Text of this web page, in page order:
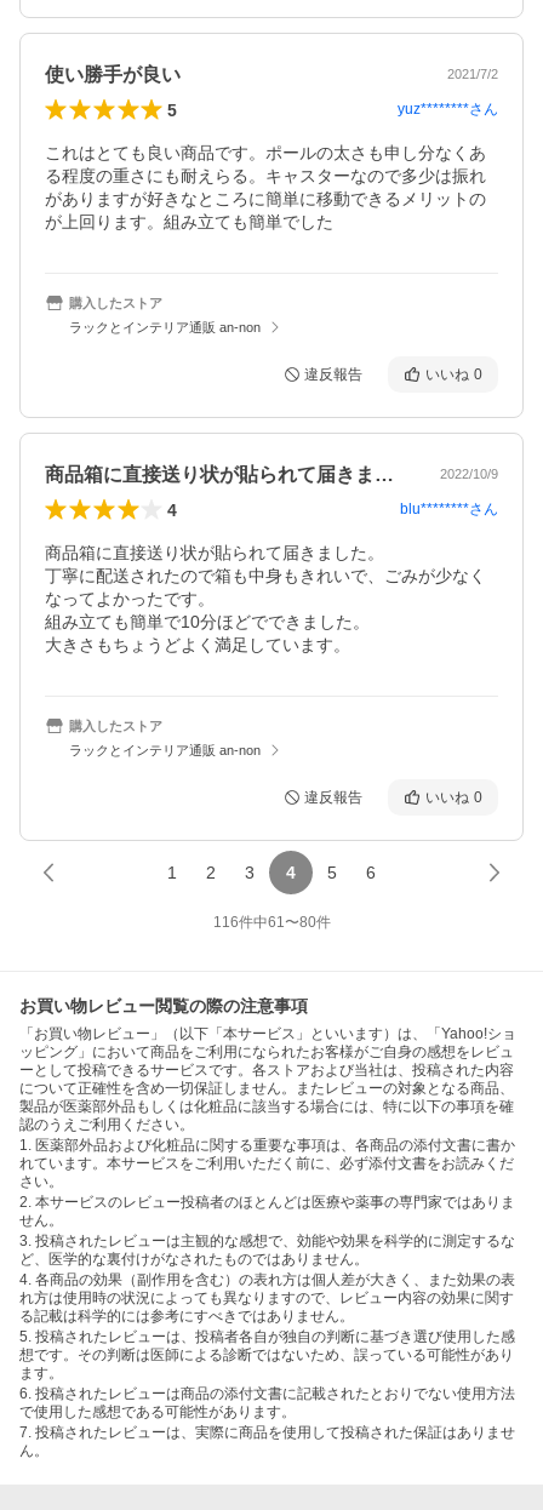
使い勝手が良い 2021/7/2
5 yuz********さん
これはとても良い商品です。ポールの太さも申し分なくあ
る程度の重さにも耐えらる。キャスターなので多少は振れ
がありますが好きなところに簡単に移動できるメリットの
が上回ります。組み立ても簡単でした
購入したストア
ラックとインテリア通販 an-non
違反報告 いいね 0
商品箱に直接送り状が貼られて届きました… 2022/10/9
4 blu********さん
商品箱に直接送り状が貼られて届きました。
丁寧に配送されたので箱も中身もきれいで、ごみが少なく
なってよかったです。
組み立ても簡単で10分ほどでできました。
大きさもちょうどよく満足しています。
購入したストア
ラックとインテリア通販 an-non
違反報告 いいね 0
1 2 3 4 5 6
116件中61〜80件
お買い物レビュー閲覧の際の注意事項
「お買い物レビュー」（以下「本サービス」といいます）は、「Yahoo!ショ
ッピング」において商品をご利用になられたお客様がご自身の感想をレビュ
ーとして投稿できるサービスです。各ストアおよび当社は、投稿された内容
について正確性を含め一切保証しません。またレビューの対象となる商品、
製品が医薬部外品もしくは化粧品に該当する場合には、特に以下の事項を確
認のうえご利用ください。
1. 医薬部外品および化粧品に関する重要な事項は、各商品の添付文書に書か
れています。本サービスをご利用いただく前に、必ず添付文書をお読みくだ
さい。
2. 本サービスのレビュー投稿者のほとんどは医療や薬事の専門家ではありま
せん。
3. 投稿されたレビューは主観的な感想で、効能や効果を科学的に測定するな
ど、医学的な裏付けがなされたものではありません。
4. 各商品の効果（副作用を含む）の表れ方は個人差が大きく、また効果の表
れ方は使用時の状況によっても異なりますので、レビュー内容の効果に関す
る記載は科学的には参考にすべきではありません。
5. 投稿されたレビューは、投稿者各自が独自の判断に基づき選び使用した感
想です。その判断は医師による診断ではないため、誤っている可能性があり
ます。
6. 投稿されたレビューは商品の添付文書に記載されたとおりでない使用方法
で使用した感想である可能性があります。
7. 投稿されたレビューは、実際に商品を使用して投稿された保証はありませ
ん。